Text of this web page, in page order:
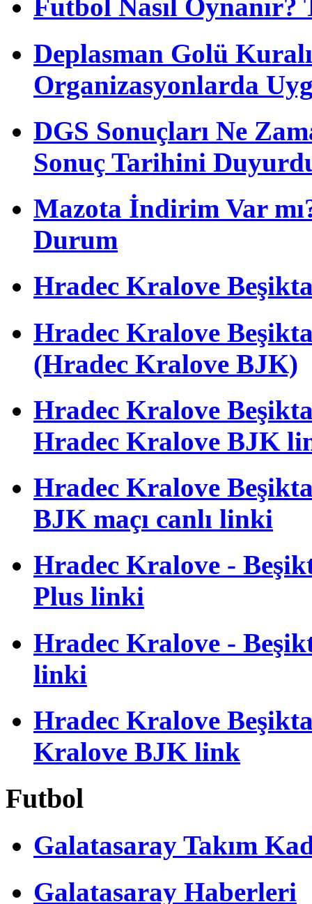
Futbol Nasıl
Deplasman Golü
Organizasyonlarda
DGS Sonuçları Ne
Sonuç Tarihini
Mazota İndirim Var
Durum
Hradec Kralove
Hradec Kralove
(Hradec Kralove BJK)
Hradec Kralove
Hradec Kralove BJK
Hradec Kralove
BJK maçı canlı linki
Hradec Kralove -
Plus linki
Hradec Kralove -
linki
Hradec Kralove
Kralove BJK link
Futbol
Galatasaray Takım
Galatasaray Haberleri